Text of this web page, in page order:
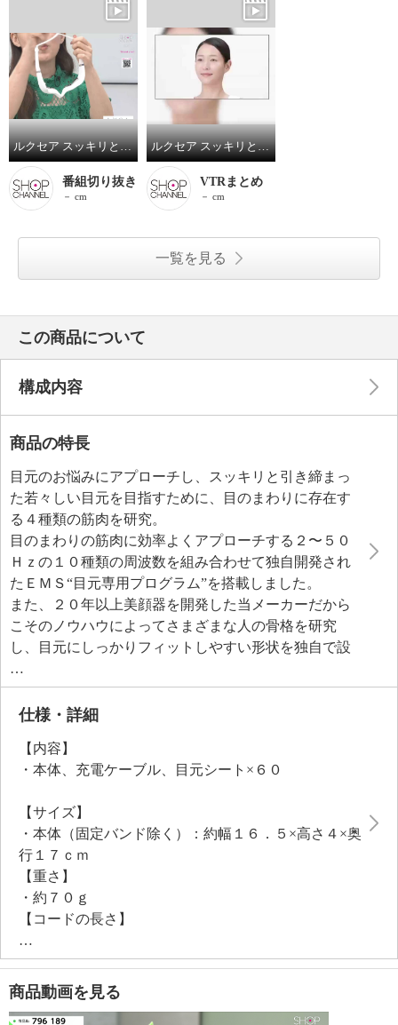
ルクセア スッキリと引き締まった 若々しい目元を目指す！ ハンズフリーで使える 目元専用美顔器 ルクセア ミューサー 目元シート６０枚付セット
番組切り抜き
－ cm
ルクセア スッキリと引き締まった 若々しい目元を目指す！ ハンズフリーで使える 目元専用美顔器 ルクセア ミューサー 目元シート６０枚付セット
VTRまとめ
－ cm
一覧を見る
この商品について
構成内容
商品の特長
目元のお悩みにアプローチし、スッキリと引き締まっ
た若々しい目元を目指すために、目のまわりに存在す
る４種類の筋肉を研究。
目のまわりの筋肉に効率よくアプローチする２〜５０
Ｈｚの１０種類の周波数を組み合わせて独自開発され
たＥＭＳ“目元専用プログラム”を搭載しました。
また、２０年以上美顔器を開発した当メーカーだから
こそのノウハウによってさまざまな人の骨格を研究
し、目元にしっかりフィットしやすい形状を独自で設
計。
上下ひっくり返すことで目の上の筋肉と目の下の筋肉
どちらにもアプローチできるように開発。
ざまな骨格の方にフィットしやすくなっています。
バンドを頭の後ろで調整することで、ハンズフリーで
また、肌に触れるだけで使える高導電素材を採用して
おり、ジェルや粘着パッドが不要。
ケアしたい時にすぐに、ながらで使えるのもうれしい
ポイント！パワーは３段階から選べるので自分に合っ
た目元トレーニングが可能です。
仕様・詳細
【内容】
・本体、充電ケーブル、目元シート×６０
【サイズ】
・本体（固定バンド除く）：約幅１６．５×高さ４×奥
行１７ｃｍ
【重さ】
・約７０ｇ
【コードの長さ】
・約３０ｃｍ
【充電時間】
・約３時間
【商品仕様詳細】
商品動画を見る